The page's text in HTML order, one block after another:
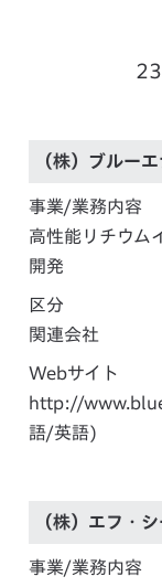
（株）ブルー
事業/業務内容
高性能リチウム
開発
区分
関連会社
Webサイト
http://
語/英語)
（株）エフ・
事業/業務内容